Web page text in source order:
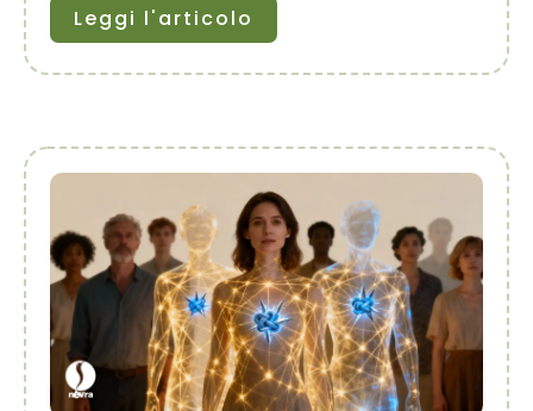
Leggi l'articolo